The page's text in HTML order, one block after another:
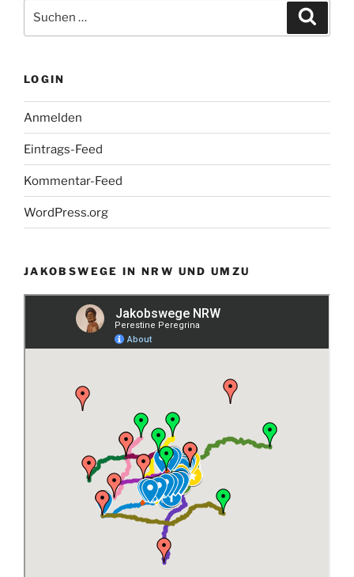
nach:
LOGIN
Anmelden
Eintrags-Feed
Kommentar-Feed
WordPress.org
JAKOBSWEGE IN NRW UND UMZU